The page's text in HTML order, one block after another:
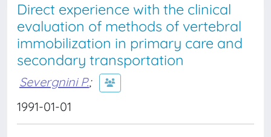
Direct experience with the clinical
evaluation of methods of vertebral
immobilization in primary care and
secondary transportation
Severgnini P.;
1991-01-01